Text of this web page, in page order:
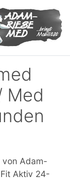
Med
von Adam-
Aktiv 24-